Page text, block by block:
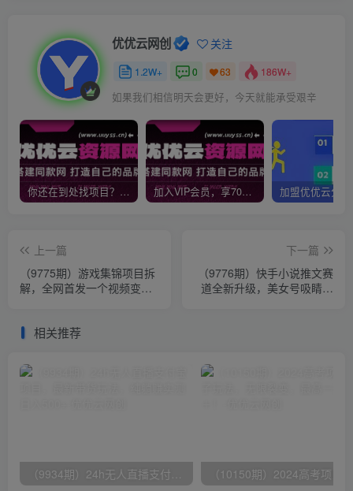
优优云网创 关注
1.2W+ 0 63 186W+
如果我们相信明天会更好，今天就能承受艰辛
你还在到处找项目？还在当韭菜？我靠网创资源站一个月收入5万+，曾经我也是个失败者。 加入VIP会员，享70%的推广提成，免费学习多种网上创业课程，菜鸟秒变大神！
上一篇
（9775期）游戏集锦项目拆
解，全网首发一个视频变现
下一篇
（9776期）快手小说推文赛
道全新升级，美女号吸睛玩
相关推荐
（9934期）24h无人直播支付宝项目，最新带货玩法，纯躺赚实测日入500+